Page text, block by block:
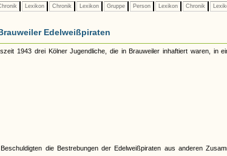
Lexikon Chronik Lexikon Gruppe Person Lexikon Chronik
Edelweißpiraten
1943 drei Kölner Jugendliche, die in Brauweiler inhaftiert waren, in
die Bestrebungen der Edelweißpiraten aus anderen